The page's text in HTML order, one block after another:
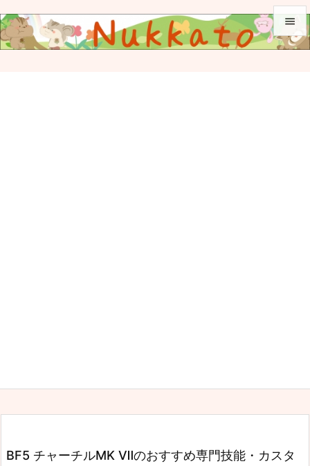


BF5 チャーチルMK Ⅶのおすすめ専門技能・カスタ